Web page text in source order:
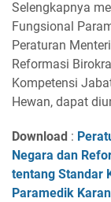
Selengkapnya
Fungsional
Peraturan
Reformasi
Kompetensi
Hewan, dapat
Download :
Negara dan
tentang Standar
Paramedik